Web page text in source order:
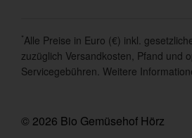
*Alle Preise in Euro (€) inkl.
zuzüglich Versandkosten, Pfand und
Servicegebühren. Weitere
© 2026 Bio Gemüsehof Hörz